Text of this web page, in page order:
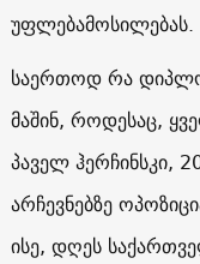
უფლებამოსილებას.
საერთოდ რა
მაშინ, როდესაც,
პაველ ჰერჩინსკი,
არჩევნებზე
ისე, დღეს